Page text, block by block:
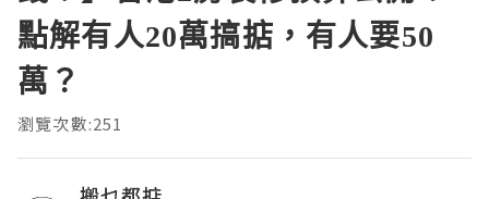
點解有人20萬搞掂，有人要50
萬？
瀏覽次數:251